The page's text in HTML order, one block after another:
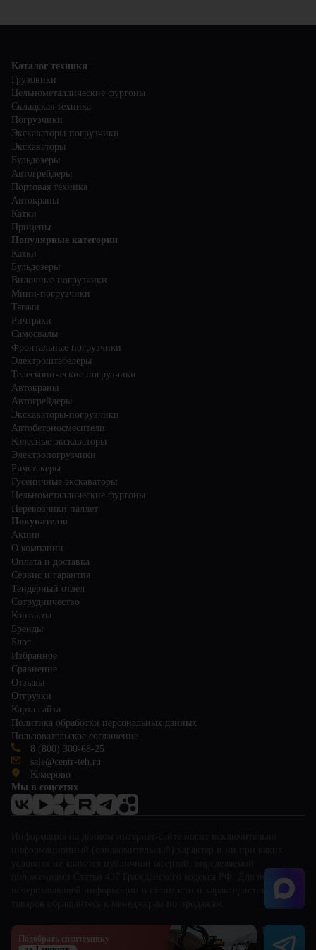
сервисных услугах и условиях обслуживания.
грузов, а также не превышать допустимую нагрузку. Обучите
избежать поломки и обеспечить безопасность на дороге.
Каталог техники
Грузовики
Цельнометаллические фургоны
Складская техника
Погрузчики
Экскаваторы-погрузчики
Экскаваторы
Бульдозеры
Автогрейдеры
Портовая техника
Автокраны
Катки
Прицепы
Популярные категории
Катки
Бульдозеры
Вилочные погрузчики
Мини-погрузчики
Тягачи
Ричтраки
Самосвалы
Фронтальные погрузчики
Электроштабелеры
Телескопические погрузчики
Автокраны
Автогрейдеры
Экскаваторы-погрузчики
Автобетоносмесители
Колесные экскаваторы
Электропогрузчики
Ричстакеры
Гусеничные экскаваторы
Цельнометаллические фургоны
Перевозчики паллет
Покупателю
Акции
О компании
Оплата и доставка
Сервис и гарантия
Тендерный отдел
Сотрудничество
Контакты
Бренды
Блог
Избранное
Сравнение
Отзывы
Отгрузки
Карта сайта
Политика обработки персональных данных
Пользовательское соглашение
8 (800) 300-68-25
sale@centr-teh.ru
Кемерово
Мы в соцсетях
положениями Статьи 437 Гражданского кодекса РФ. Для получения
This site is protected by reCAPTCHA and the Google Privacy Policy
Terms of Serviceapply.
Подобрать спецтехнику